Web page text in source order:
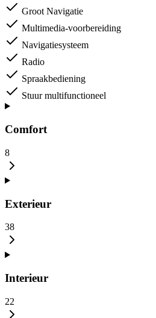
Groot Navigatie
Multimedia-voorbereiding
Navigatiesysteem
Radio
Spraakbediening
Stuur multifunctioneel
Comfort
8
Exterieur
38
Interieur
22